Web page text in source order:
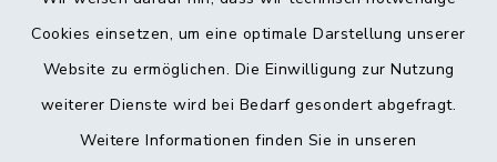
Cookies einsetzen, um eine optimale Darstellung unserer
Website zu ermöglichen. Die Einwilligung zur Nutzung
weiterer Dienste wird bei Bedarf gesondert abgefragt.
Weitere Informationen finden Sie in unseren
Barrierefreiheit